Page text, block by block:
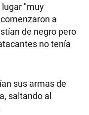
"muy
a
de negro pero
no tenía
sus armas de
saltando al